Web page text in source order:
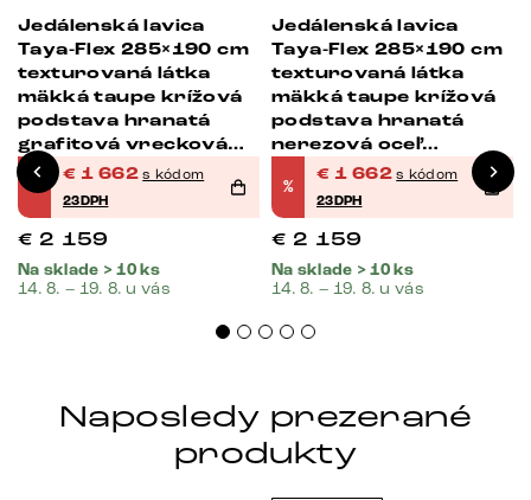
Jedálenská lavica
Taya-Flex 285×190 cm
texturovaná látka
mäkká taupe krížová
podstava hranatá
grafitová vrecková
pružina pravá
%
€ 1 662 s kódom
23DPH
€ 2 159
Na sklade > 10 ks
14. 8. – 19. 8. u vás
Jedálenská lavica
Taya-Flex 285×190 cm
texturovaná látka
mäkká taupe krížová
podstava hranatá
nerezová oceľ
vrecková pružina
pravá
%
€ 1 662 s kódom
23DPH
€ 2 159
Na sklade > 10 ks
14. 8. – 19. 8. u vás
Naposledy prezerané
produkty